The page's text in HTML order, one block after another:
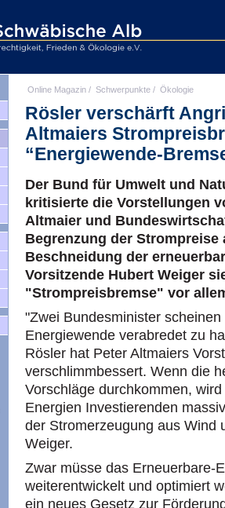
Online Magazin / Schwerpunkte / Ökologie
Rösler verschärft
Altmaiers
“Energiewende-
Der Bund für Umwelt und
kritisierte die Vorstellungen
Altmaier und
Begrenzung der
Beschneidung der
Vorsitzende Hubert Weiger
"Strompreisbremse" vor
"Zwei Bundesminister
Energiewende verabredet zu
Rösler hat Peter Altmaiers
verschlimmbessert. Wenn die
Vorschläge durchkommen,
Energien Investierenden
der Stromerzeugung aus Wind
Weiger.
Zwar müsse das Erneuerbare-
weiterentwickelt und optimiert
ein neues Gesetz zur